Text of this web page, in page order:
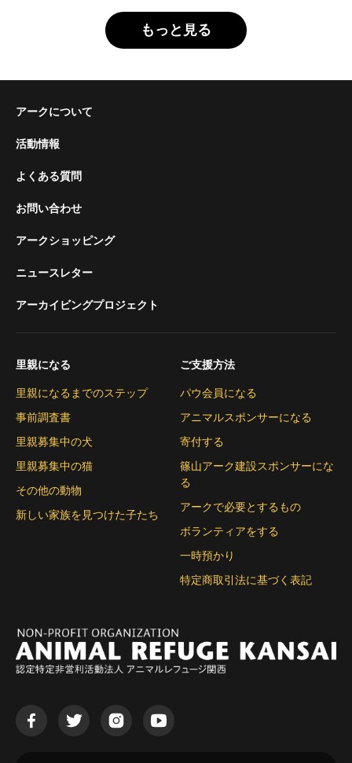
もっと見る
アークについて
活動情報
よくある質問
お問い合わせ
アークショッピング
ニュースレター
アーカイビングプロジェクト
里親になる
里親になるまでのステップ
事前調査書
里親募集中の犬
里親募集中の猫
その他の動物
新しい家族を見つけた子たち
ご支援方法
パウ会員になる
アニマルスポンサーになる
寄付する
篠山アーク建設スポンサーにな
る
アークで必要とするもの
ボランティアをする
一時預かり
特定商取引法に基づく表記